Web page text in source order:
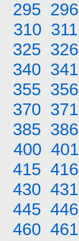
295 296
310 311
325 326
340 341
355 356
370 371
385 386
400 401
415 416
430 431
445 446
460 461